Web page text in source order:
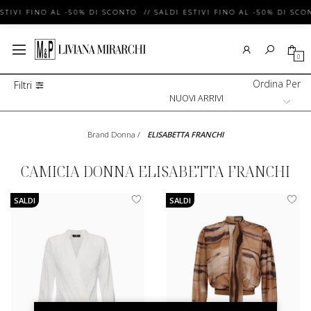
FINO AL -50% DI SCONTO // SALDI ESTIVI FINO AL -50% DI
0
Filtri Ordina Per
Brand Donna / ELISABETTA FRANCHI
CAMICIA DONNA ELISABETTA FRANCHI
SALDI SALDI